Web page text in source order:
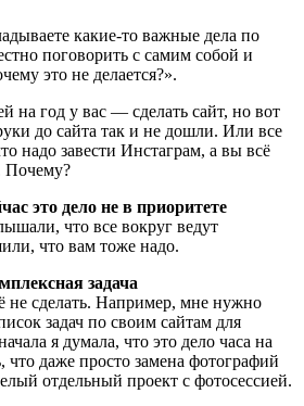
какие-то важные дела по
поговорить с самим собой и
это не делается?».
на год у вас — сделать сайт, но вот
до сайта так и не дошли. Или все
надо завести Инстаграм, а вы всё
Почему?
это дело не в приоритете
что все вокруг ведут
что вам тоже надо.
задача
не сделать. Например, мне нужно
задач по своим сайтам для
я думала, что это дело часа на
что даже просто замена фотографий
отдельный проект с фотосессией.